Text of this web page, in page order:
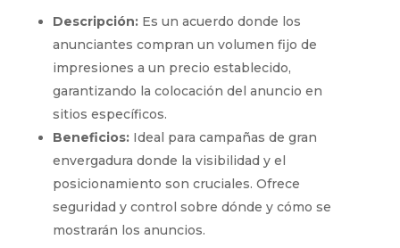
Descripción:Es un acuerdo donde los
anunciantes compran un volumen fijo de
impresiones a un precio establecido,
garantizando la colocación del anuncio en
sitios específicos.
Beneficios:Ideal para campañas de gran
envergadura donde la visibilidad y el
posicionamiento son cruciales. Ofrece
seguridad y control sobre dónde y cómo se
mostrarán los anuncios.